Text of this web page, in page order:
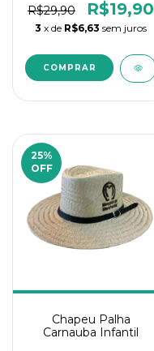
Pescoço
R$29,90 R$19,90
3 x de R$6,63 sem juros
25%
OFF
Chapeu Palha
Carnauba Infantil